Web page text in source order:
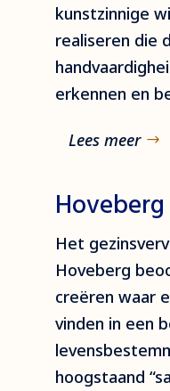
kunstzinnige
realiseren die
erkennen en
Lees meer
Hoveberg
Het
Hoveberg
creëren waar
vinden in een
hoogstaand